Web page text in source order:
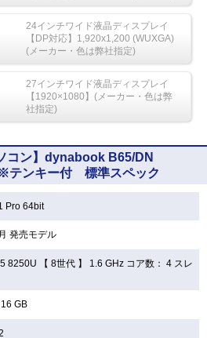
24インチワイド液晶ディスプレイ
【DP対応】1,920x1,200 (WUXGA)
(メーカー・色は弊社指定)
27インチワイド液晶ディスプレイ
【1920×1080】(メーカー・色は弊
社指定)
コン】dynabook B65/DN
ンキー付 標準スペック
Pro 64bit
発売モデル
8250U 【8世代 】 1.6 GHz コア数： 4 スレ
GB